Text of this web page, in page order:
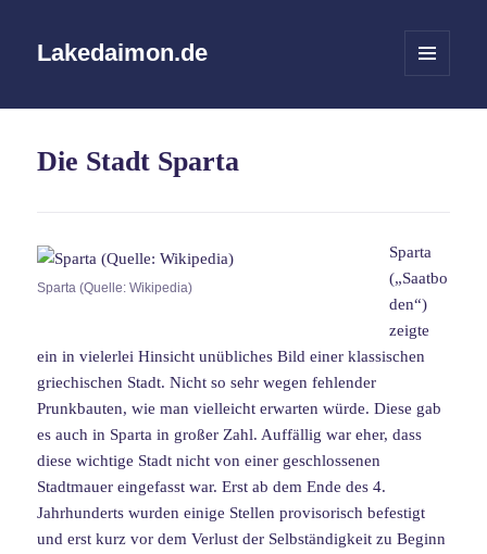
Lakedaimon.de
WIDGETS
Die Stadt Sparta
Sparta (Quelle: Wikipedia)
Sparta
(„Saatbo
den“)
zeigte
ein in vielerlei Hinsicht unübliches Bild einer klassischen
griechischen Stadt. Nicht so sehr wegen fehlender
Prunkbauten, wie man vielleicht erwarten würde. Diese gab
es auch in Sparta in großer Zahl. Auffällig war eher, dass
diese wichtige Stadt nicht von einer geschlossenen
Stadtmauer eingefasst war. Erst ab dem Ende des 4.
Jahrhunderts wurden einige Stellen provisorisch befestigt
und erst kurz vor dem Verlust der Selbständigkeit zu Beginn